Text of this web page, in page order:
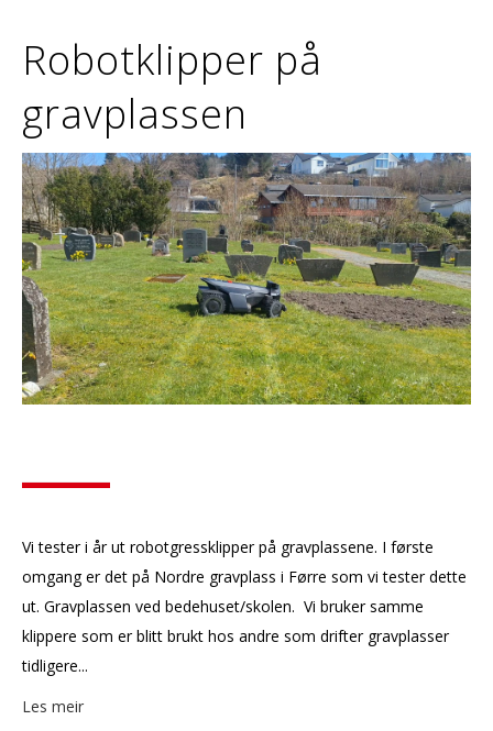
Robotklipper på
gravplassen
Vi tester i år ut robotgressklipper på gravplassene. I første
omgang er det på Nordre gravplass i Førre som vi tester dette
ut. Gravplassen ved bedehuset/skolen. Vi bruker samme
klippere som er blitt brukt hos andre som drifter gravplasser
tidligere...
Les meir